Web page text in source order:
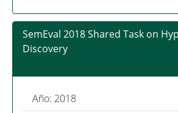
SemEval 2018 Shared Task on
Discovery
Año: 2018